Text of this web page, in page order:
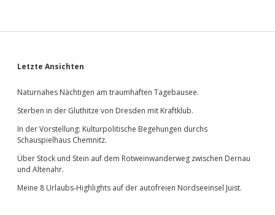
Sidebar
Letzte Ansichten
Naturnahes Nächtigen am traumhaften Tagebausee.
Sterben in der Gluthitze von Dresden mit Kraftklub.
In der Vorstellung: Kulturpolitische Begehungen durchs
Schauspielhaus Chemnitz.
Über Stock und Stein auf dem Rotweinwanderweg zwischen Dernau
und Altenahr.
Meine 8 Urlaubs-Highlights auf der autofreien Nordseeinsel Juist.